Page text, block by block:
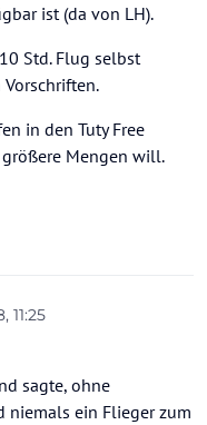
ist (da von LH).
Std. Flug selbst
in den Tuty Free
Mengen will.
11:25
sagte, ohne
niemals ein Flieger zum